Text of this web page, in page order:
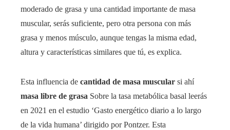
moderado de grasa y una cantidad importante de masa
muscular, serás suficiente, pero otra persona con más
grasa y menos músculo, aunque tengas la misma edad,
altura y características similares que tú, es explica.
Esta influencia de cantidad de masa muscular si ahí
masa libre de grasa Sobre la tasa metabólica basal leerás
en 2021 en el estudio ‘Gasto energético diario a lo largo
de la vida humana’ dirigido por Pontzer. Esta